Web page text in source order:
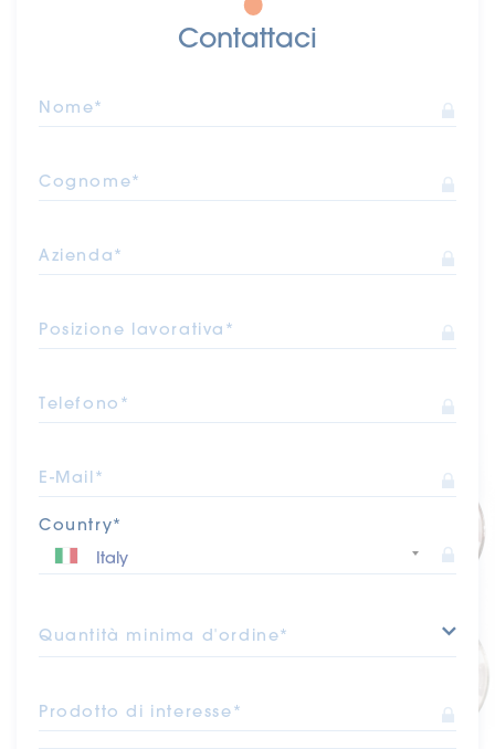
Contattaci
Nome*
Cognome*
Azienda*
Posizione lavorativa*
Telefono*
E-Mail*
Country*
Quantità minima d'ordine*
Prodotto di interesse*